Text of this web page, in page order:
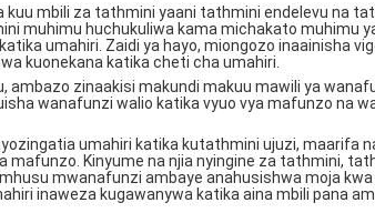
kuu mbili za tathmini yaani tathmini endelevu na
muhimu huchukuliwa kama michakato muhimu
umahiri. Zaidi ya hayo, miongozo inaainisha
kuonekana katika cheti cha umahiri.
ambazo zinaakisi makundi makuu mawili ya
wanafunzi walio katika vyuo vya mafunzo na
umahiri katika kutathmini ujuzi, maarifa
mafunzo. Kinyume na njia nyingine za tathmini,
mwanafunzi ambaye anahusishwa moja
inaweza kugawanywa katika aina mbili pana